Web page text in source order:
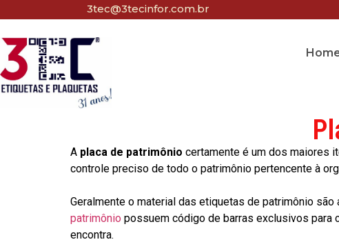
3tec@3tecinfor.com.br
A placa de patrimônio certamente é um dos maiores
controle preciso de todo o patrimônio pertencente à
Geralmente o material das etiquetas de patrimônio
patrimônio possuem código de barras exclusivos para
encontra.